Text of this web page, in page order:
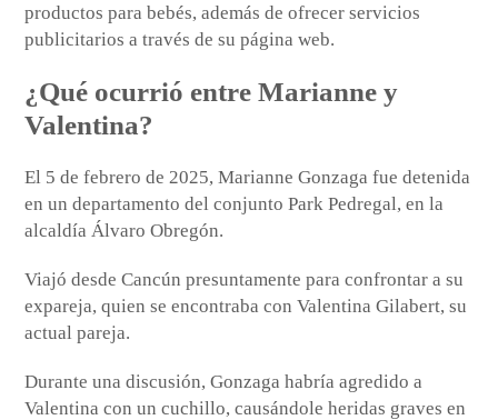
productos para bebés, además de ofrecer servicios
publicitarios a través de su página web.
¿Qué ocurrió entre Marianne y
Valentina?
El 5 de febrero de 2025, Marianne Gonzaga fue detenida
en un departamento del conjunto Park Pedregal, en la
alcaldía Álvaro Obregón.
Viajó desde Cancún presuntamente para confrontar a su
expareja, quien se encontraba con Valentina Gilabert, su
actual pareja.
Durante una discusión, Gonzaga habría agredido a
Valentina con un cuchillo, causándole heridas graves en